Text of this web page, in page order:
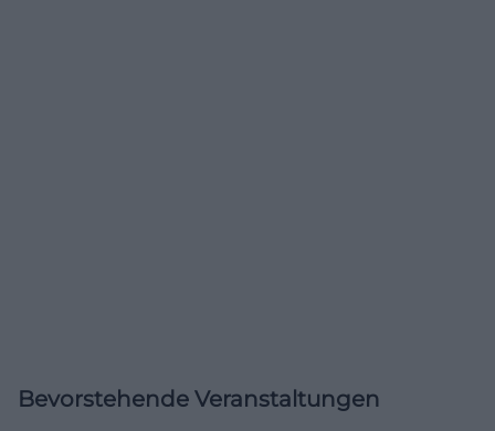
Bevorstehende Veranstaltungen